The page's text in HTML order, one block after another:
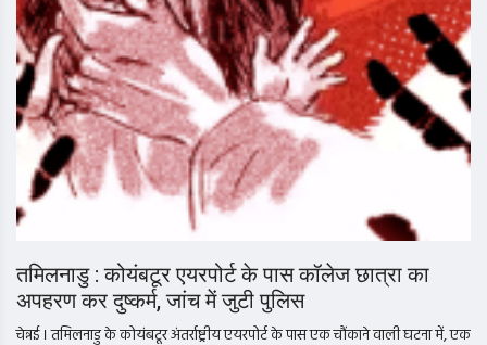
तमिलनाडु : कोयंबटूर एयरपोर्ट के पास कॉलेज छात्रा का
अपहरण कर दुष्कर्म, जांच में जुटी पुलिस
चेन्नई । तमिलनाडु के कोयंबटूर अंतर्राष्ट्रीय एयरपोर्ट के पास एक चौंकाने वाली घटना में, एक